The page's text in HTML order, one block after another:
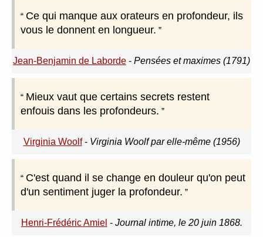
Ce qui manque aux orateurs en profondeur, ils
vous le donnent en longueur.
Jean-Benjamin de Laborde - Pensées et maximes (1791)
Mieux vaut que certains secrets restent
enfouis dans les profondeurs.
Virginia Woolf- Virginia Woolf par elle-même (1956)
C'est quand il se change en douleur qu'on peut
d'un sentiment juger la profondeur.
Henri-Frédéric Amiel - Journal intime, le 20 juin 1868.